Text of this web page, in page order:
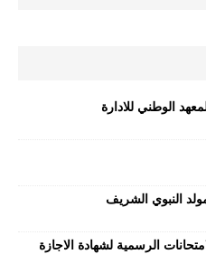
الوطني للادارة
النبوي الشريف
باجراء الامتحانات الرسمية لشهادة الاجازة